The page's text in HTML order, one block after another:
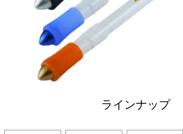
ラインナップ